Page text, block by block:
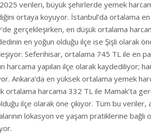
verileri, büyük şehirlerde yemek
ortaya koyuyor. İstanbul’da ortalama
gerçekleşirken, en düşük ortalama
en yoğun olduğu ilçe ise Şişli olarak
Seferihisar, ortalama 745 TL ile en
harcama yapılan ilçe olarak kaydediliyor;
Ankara’da en yüksek ortalama yemek
ortalama harcama 332 TL ile Mamak’ta
ilçe olarak öne çıkıyor. Tüm bu veriler,
lokasyon ve yaşam pratiklerine bağlı